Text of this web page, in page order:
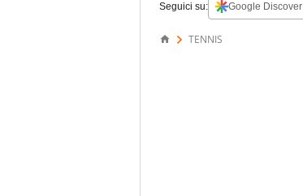
Seguici su: Google Discover
TENNIS